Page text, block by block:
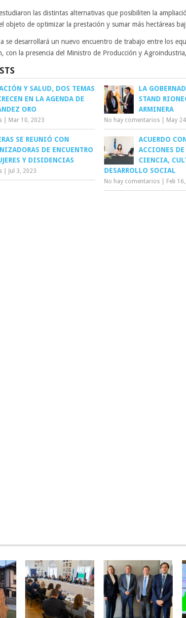
las distintas alternativas que posibiliten la
objeto de optimizar la prestación y sumar más hectáreas
se desarrollará un nuevo encuentro de trabajo entre los
con la presencia del Ministro de Producción y
Y SALUD, DOS TEMAS
EN LA AGENDA DE
ORO
Mar 10, 2023
LA
STAND
ARMINERA
No hay comentarios May
SE REUNIÓ CON
DE ENCUENTRO
Y DISIDENCIAS
Jul 3, 2023
ACUERDO
ACCIONES
CIENCIA,
DESARROLLO SOCIAL
No hay comentarios Feb